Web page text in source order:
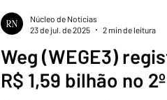
Weg (WEGE3)
R$ 1,59 bilhão no
Núcleo de Notícias
23 de jul. de 2025
2 min de leitura